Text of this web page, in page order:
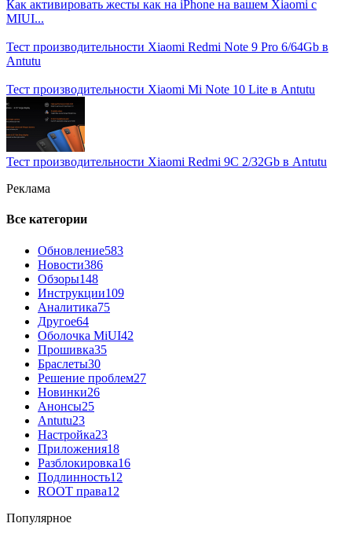
Как активировать жесты как на iPhone на вашем Xiaomi с
MIUI...
Тест производительности Xiaomi Redmi Note 9 Pro 6/64Gb в
Antutu
Тест производительности Xiaomi Mi Note 10 Lite в Antutu
Тест производительности Xiaomi Redmi 9C 2/32Gb в Antutu
Реклама
Все категории
Обновление583
Новости386
Обзоры148
Инструкции109
Аналитика75
Другое64
Оболочка MiUI42
Прошивка35
Браслеты30
Решение проблем27
Новинки26
Анонсы25
Antutu23
Настройка23
Приложения18
Разблокировка16
Подлинность12
ROOT права12
Популярное